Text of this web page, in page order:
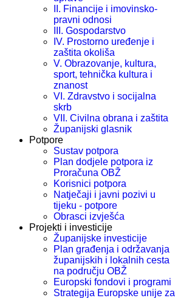
II. Financije i imovinsko-
pravni odnosi
III. Gospodarstvo
IV. Prostorno uređenje i
zaštita okoliša
V. Obrazovanje, kultura,
sport, tehnička kultura i
znanost
VI. Zdravstvo i socijalna
skrb
VII. Civilna obrana i zaštita
Županijski glasnik
Potpore
Sustav potpora
Plan dodjele potpora iz
Proračuna OBŽ
Korisnici potpora
Natječaji i javni pozivi u
tijeku - potpore
Obrasci izvješća
Projekti i investicije
Županijske investicije
Plan građenja i održavanja
županijskih i lokalnih cesta
na području OBŽ
Europski fondovi i programi
Strategija Europske unije za